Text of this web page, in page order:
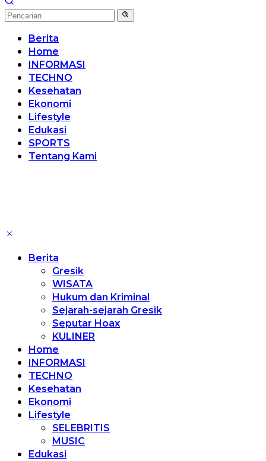
Berita
Home
INFORMASI
TECHNO
Kesehatan
Ekonomi
Lifestyle
Edukasi
SPORTS
Tentang Kami
Berita
Gresik
WISATA
Hukum dan Kriminal
Sejarah-sejarah Gresik
Seputar Hoax
KULINER
Home
INFORMASI
TECHNO
Kesehatan
Ekonomi
Lifestyle
SELEBRITIS
MUSIC
Edukasi